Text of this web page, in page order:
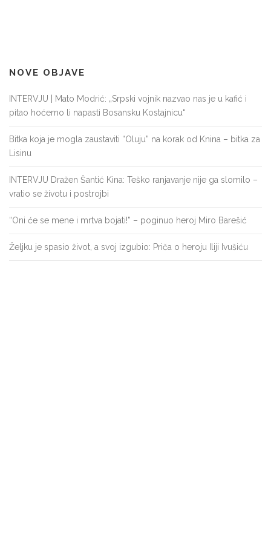
NOVE OBJAVE
INTERVJU | Mato Modrić: „Srpski vojnik nazvao nas je u kafić i
pitao hoćemo li napasti Bosansku Kostajnicu“
Bitka koja je mogla zaustaviti “Oluju” na korak od Knina – bitka za
Lisinu
INTERVJU Dražen Šantić Kina: Teško ranjavanje nije ga slomilo –
vratio se životu i postrojbi
“Oni će se mene i mrtva bojati!” – poginuo heroj Miro Barešić
Željku je spasio život, a svoj izgubio: Priča o heroju Iliji Ivušiću